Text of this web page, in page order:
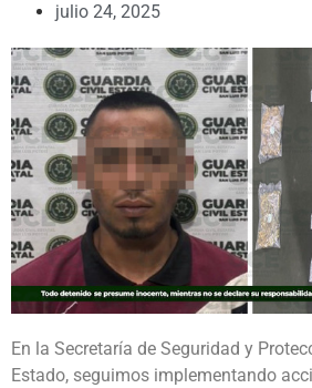
julio 24, 2025
En la Secretaría de Seguridad y
Estado, seguimos implementando